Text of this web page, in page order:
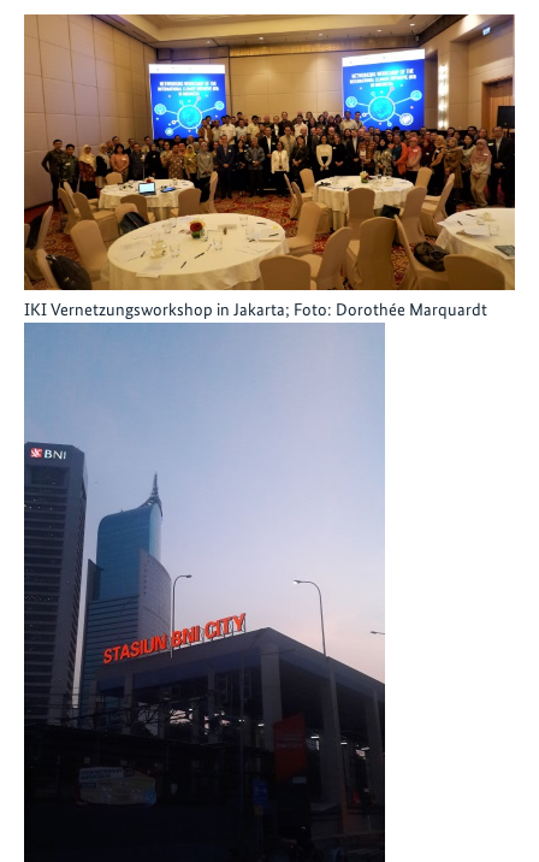
IKI Vernetzungsworkshop in Jakarta; Foto: Dorothée Marquardt